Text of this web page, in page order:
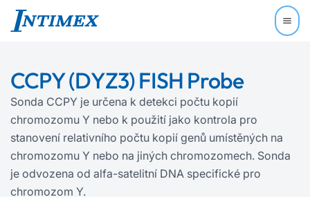
CCPY (DYZ3) FISH Probe
Sonda CCPY je určena k detekci počtu kopií
chromozomu Y nebo k použití jako kontrola pro
stanovení relativního počtu kopií genů umístěných na
chromozomu Y nebo na jiných chromozomech. Sonda
je odvozena od alfa‍-‍satelitní DNA specifické pro
chromozom Y.